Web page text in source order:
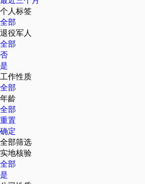
个人标签
全部
退役军人
全部
否
是
工作性质
全部
年龄
全部
重置
确定
全部筛选
实地核验
全部
是